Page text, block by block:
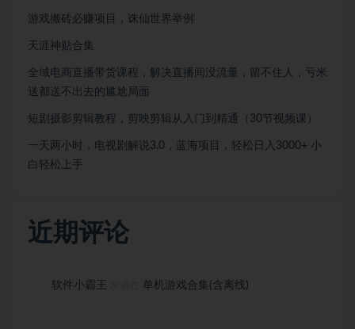
游戏搬砖必赚项目，诛仙世界举例
天涯神贴合集
全域电商直播带货课程，解决直播间没流量，留不住人，亏米
送都送不出去的尴尬局面
短剧摄影剪辑教程，剪映剪辑从入门到精通（30节视频课）
一天两小时，电视剧解说3.0，蓝海项目，轻松日入3000+ 小
白轻松上手
近期评论
软件小霸王 单机游戏合集(含离线)